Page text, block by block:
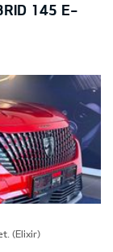
145 E-
(Elixir)